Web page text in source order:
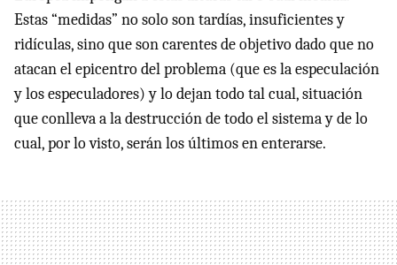
Estas “medidas” no solo son tardías, insuficientes y
ridículas, sino que son carentes de objetivo dado que no
atacan el epicentro del problema (que es la especulación
y los especuladores) y lo dejan todo tal cual, situación
que conlleva a la destrucción de todo el sistema y de lo
cual, por lo visto, serán los últimos en enterarse.